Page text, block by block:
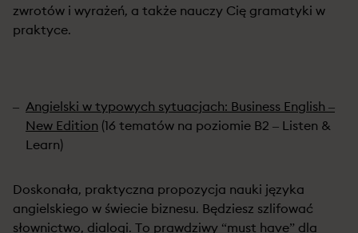
zwrotów i wyrażeń, a także nauczy Cię gramatyki w
praktyce.
Angielski w typowych sytuacjach: Business English –
New Edition (16 tematów na poziomie B2 – Listen &
Learn)
Doskonała, praktyczna propozycja nauki języka
angielskiego w świecie biznesu. Będziesz szlifować
słownictwo, dialogi. To prawdziwy “must have” dla